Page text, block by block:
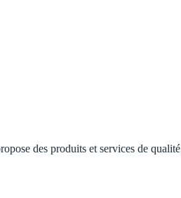
des produits et services de